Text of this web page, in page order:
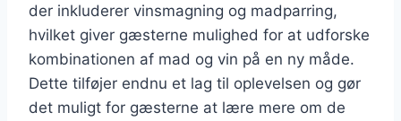
der inkluderer vinsmagning og madparring,
hvilket giver gæsterne mulighed for at udforske
kombinationen af mad og vin på en ny måde.
Dette tilføjer endnu et lag til oplevelsen og gør
det muligt for gæsterne at lære mere om de